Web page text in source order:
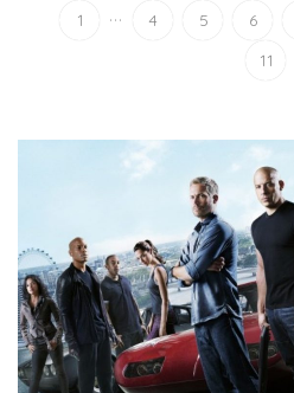
1 ... 4 5 6
11